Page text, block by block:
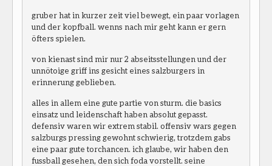
gruber hat in kurzer zeit viel bewegt, ein paar vorlagen
und der kopfball. wenns nach mir geht kann er gern
öfters spielen.
von kienast sind mir nur 2 abseitsstellungen und der
unnötoige griff ins gesicht eines salzburgers in
erinnerung geblieben.
alles in allem eine gute partie von sturm. die basics
einsatz und leidenschaft haben absolut gepasst.
defensiv waren wir extrem stabil. offensiv wars gegen
salzburgs pressing gewohnt schwierig, trotzdem gabs
eine paar gute torchancen. ich glaube, wir haben den
fussball gesehen, den sich foda vorstellt. seine